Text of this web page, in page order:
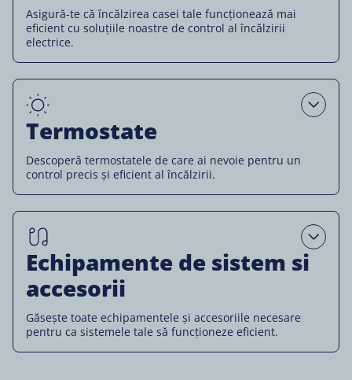
Asigură-te că încălzirea casei tale funcționează mai
eficient cu soluțiile noastre de control al încălzirii
electrice.
Termostate
Descoperă termostatele de care ai nevoie pentru un
control precis și eficient al încălzirii.
Open
Echipamente de sistem si
accesorii
Găsește toate echipamentele și accesoriile necesare
pentru ca sistemele tale să funcționeze eficient.
Open